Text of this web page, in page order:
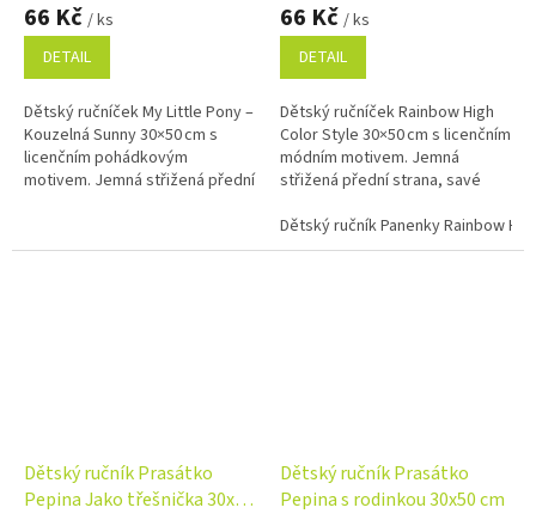
66 Kč / ks
DETAIL
Dětský ručníček My Little Pony –
Kouzelná Sunny 30×50 cm s
licenčním pohádkovým
motivem. Jemná střižená přední
66 Kč / ks
DETAIL
Dětský ručníček Rainbow High
Color Style 30×50 cm s licenčním
módním motivem. Jemná
střižená přední strana, savé
každodenní použití.
Dětský ručník Panenky Rainbow
Dětský ručník Prasátko
Pepina Jako třešnička 30x50
Dětský ručník Prasátko
Pepina s rodinkou 30x50 cm